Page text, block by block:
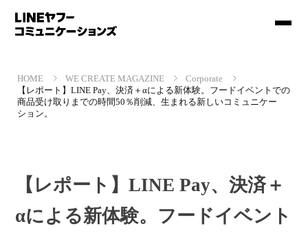
HOME WE CREATE MAGAZINE
Corporate
【レポート】LINE Pay、決済＋αによる新体験。フードイベントでの
商品受け取りまでの時間50％削減、生まれる新しいコミュニケー
ション。
【レポート】LINE Pay、決済＋
αによる新体験。フードイベント